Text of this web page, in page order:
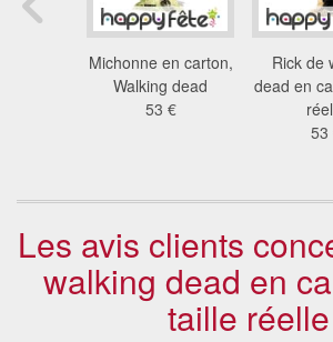
Michonne en carton,
Walking dead
53 €
Rick de
dead en
53
Les avis clients
walking dead en
taille réelle